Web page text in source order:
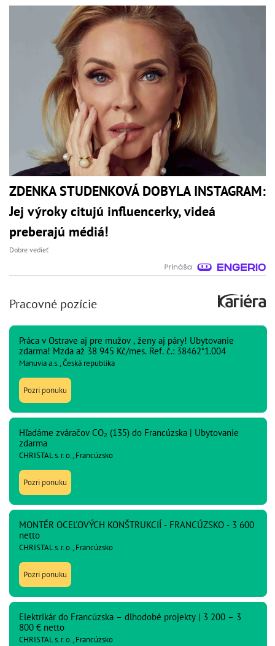
ZDENKA STUDENKOVÁ DOBYLA INSTAGRAM:
Jej výroky citujú influencerky, videá
preberajú médiá!
Dobre vedieť
Pracovné pozície
Práca v Ostrave aj pre mužov , ženy aj páry! Ubytovanie
zdarma! Mzda až 38 945 Kč/mes. Ref. č.: 38462*1.004
Manuvia a.s., Česká republika
Pozri ponuku
Hľadáme zváračov CO₂ (135) do Francúzska | Ubytovanie
zdarma
CHRISTAL s. r. o., Francúzsko
Pozri ponuku
MONTÉR OCEĽOVÝCH KONŠTRUKCIÍ - FRANCÚZSKO - 3 600
netto
CHRISTAL s. r. o., Francúzsko
Pozri ponuku
Elektrikár do Francúzska – dlhodobé projekty | 3 200 – 3
800 € netto
CHRISTAL s. r. o., Francúzsko